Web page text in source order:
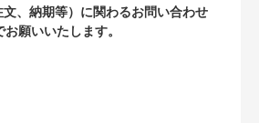
、納期等）に関わるお問い合わせ
お願いいたします。